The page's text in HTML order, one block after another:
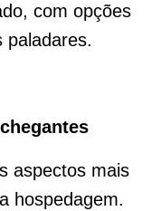
com opções
paladares.
aspectos mais
hospedagem.